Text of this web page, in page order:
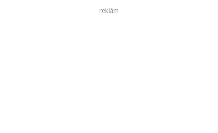
reklám